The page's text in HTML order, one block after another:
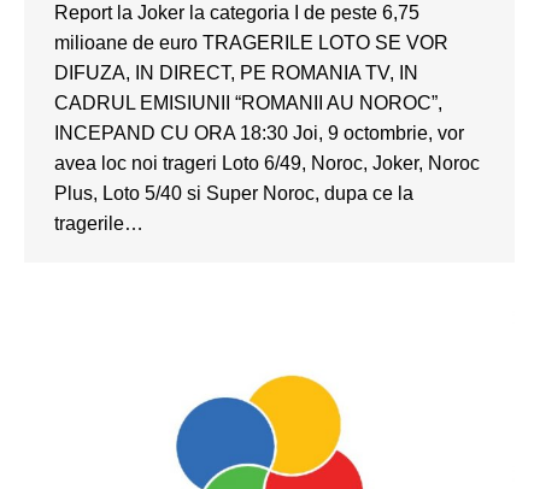
Report la Joker la categoria I de peste 6,75
milioane de euro TRAGERILE LOTO SE VOR
DIFUZA, IN DIRECT, PE ROMANIA TV, IN
CADRUL EMISIUNII “ROMANII AU NOROC”,
INCEPAND CU ORA 18:30 Joi, 9 octombrie, vor
avea loc noi trageri Loto 6/49, Noroc, Joker, Noroc
Plus, Loto 5/40 si Super Noroc, dupa ce la
tragerile…